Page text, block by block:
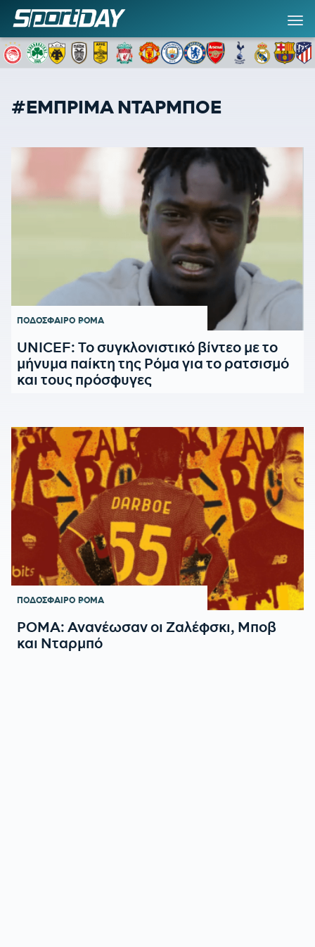
#ΕΜΠΡΙΜΑ ΝΤΑΡΜΠΟΕ
ΠΟΔΟΣΦΑΙΡΟ ΡΟΜΑ
UNICEF: Το συγκλονιστικό βίντεο με το
μήνυμα παίκτη της Ρόμα για το ρατσισμό
και τους πρόσφυγες
ΠΟΔΟΣΦΑΙΡΟ ΡΟΜΑ
ΡΟΜΑ: Ανανέωσαν οι Ζαλέφσκι, Μποβ
και Νταρμπό